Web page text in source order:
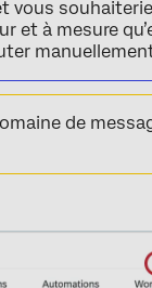
vous
et à mesure
de